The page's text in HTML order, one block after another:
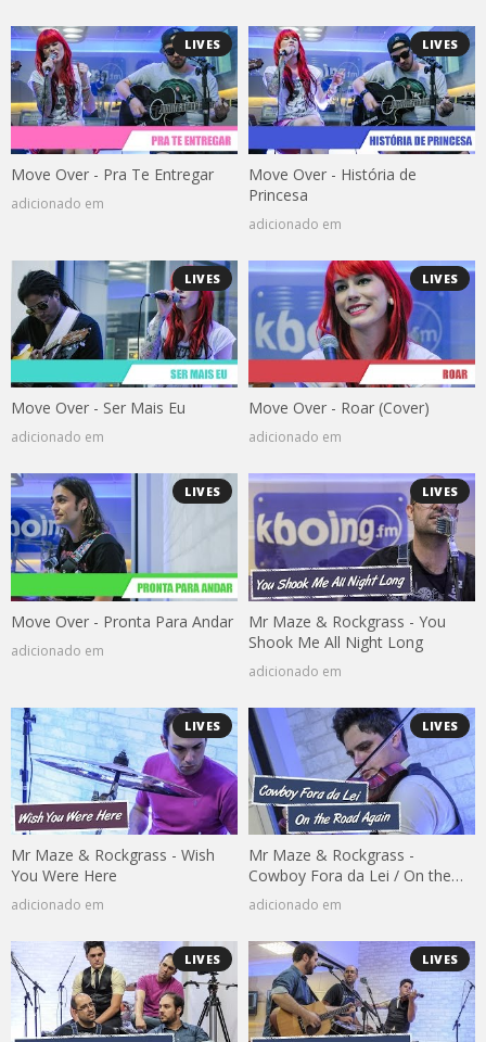
LIVES
Move Over - Pra Te Entregar
adicionado em
LIVES
Move Over - História de
Princesa
adicionado em
LIVES
Move Over - Ser Mais Eu
adicionado em
LIVES
Move Over - Roar (Cover)
adicionado em
LIVES
Move Over - Pronta Para Andar
adicionado em
LIVES
Mr Maze & Rockgrass - You
Shook Me All Night Long
adicionado em
LIVES
Mr Maze & Rockgrass - Wish
You Were Here
adicionado em
LIVES
Mr Maze & Rockgrass -
Cowboy Fora da Lei / On the
Road Again
adicionado em
LIVES LIVES